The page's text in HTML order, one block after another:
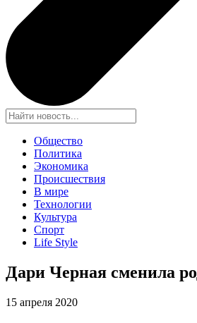
Общество
Политика
Экономика
Происшествия
В мире
Технологии
Культура
Спорт
Life Style
Дари Черная сменила
15 апреля 2020